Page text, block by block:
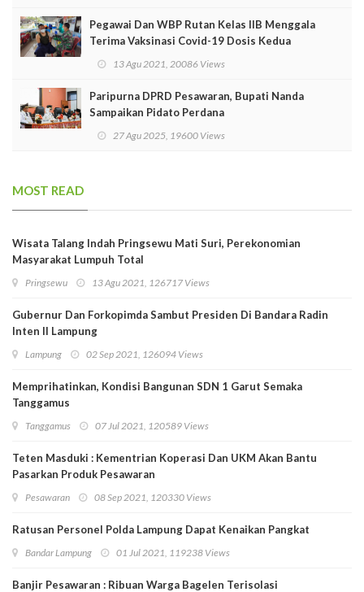
Pegawai Dan WBP Rutan Kelas IIB Menggala
Terima Vaksinasi Covid-19 Dosis Kedua
13 Agu 2021, 20086 Views
Paripurna DPRD Pesawaran, Bupati Nanda
Sampaikan Pidato Perdana
27 Agu 2025, 19600 Views
MOST READ
Wisata Talang Indah Pringsewu Mati Suri, Perekonomian
Masyarakat Lumpuh Total
Pringsewu 13 Agu 2021, 126717 Views
Gubernur Dan Forkopimda Sambut Presiden Di Bandara Radin
Inten II Lampung
Lampung 02 Sep 2021, 126094 Views
Memprihatinkan, Kondisi Bangunan SDN 1 Garut Semaka
Tanggamus
Tanggamus 07 Jul 2021, 120589 Views
Teten Masduki : Kementrian Koperasi Dan UKM Akan Bantu
Pasarkan Produk Pesawaran
Pesawaran 08 Sep 2021, 120330 Views
Ratusan Personel Polda Lampung Dapat Kenaikan Pangkat
Bandar Lampung 01 Jul 2021, 119238 Views
Banjir Pesawaran : Ribuan Warga Bagelen Terisolasi